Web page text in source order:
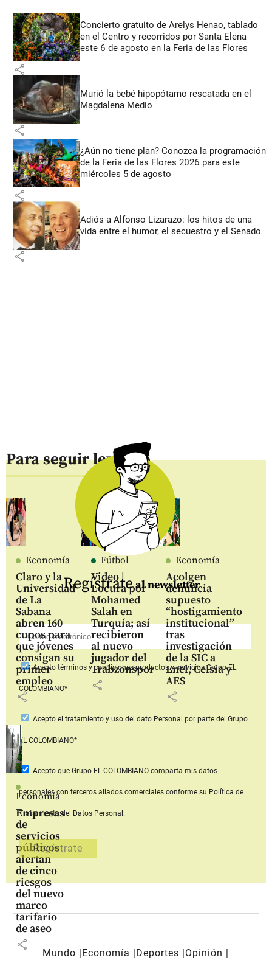
Concierto gratuito de Arelys Henao, tablado
en el Centro y recorridos por Santa Elena
este 6 de agosto en la Feria de las Flores
share
Murió la bebé hipopótamo rescatada en el
Magdalena Medio
share
¿Aún no tiene plan? Conozca la programación
de la Feria de las Flores 2026 para este
miércoles 5 de agosto
share
Adiós a Alfonso Lizarazo: los hitos de una
vida entre el humor, el secuestro y el Senado
share
Para seguir leyendo
Economía
Claro y la
Universidad
de La
Sabana
abren 160
cupos para
que jóvenes
consigan su
primer
empleo
share
Fútbol
Video |
Locura por
Mohamed
Salah en
Turquía; así
recibieron
al nuevo
jugador del
Trabzonspor
share
Economía
Acolgen
denuncia
supuesto
“hostigamiento
institucional”
tras
investigación
de la SIC a
Enel, Celsia y
AES
share
Economía
Empresas
de
servicios
públicos
alertan
de cinco
riesgos
del nuevo
marco
tarifario
de aseo
share
Regístrateal newsletter
Aceptotérminos y condiciones productos y serviciosGrupo EL
COLOMBIANO*
Acepto el tratamiento y uso del dato Personal por parte del Grupo
EL COLOMBIANO*
Acepto que Grupo EL COLOMBIANOcomparta mis datos
personales con terceros aliados comerciales conforme su Política de
Tratamiento del Datos Personal.
Mundo Economía Deportes
Opinión